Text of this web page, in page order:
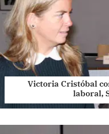
Victoria Cristóbal
laboral,